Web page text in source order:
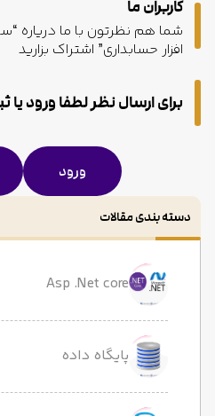
دسته بندی مقالات
Asp .Net core
پایگاه داده
کاربران ما
شما هم نظرتون با ما دریاره
افزار حسابداری” اشتراک بزارید
برای ارسال نظر لطفا ورود یا
ورود